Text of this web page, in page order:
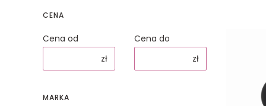
CENA
Cena od
zł
Cena do
zł
MARKA